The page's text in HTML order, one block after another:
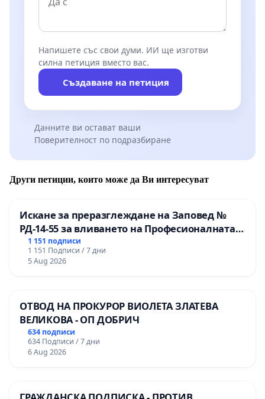
Напишете със свои думи. ИИ ще изготви
силна петиция вместо вас.
Създаване на петиция
Данните ви остават ваши
Поверителност по подразбиране
Други петиции, които може да Ви интересуват
Искане за преразглеждане на Заповед №
РД-14-55 за вливането на Професионалната
гимназия по промишлени технологии в
Професионалната гимназия по икономика и
мениджмънт – гр. Пазарджик
1 151 подписи
1 151 Подписи / 7 дни
5 Aug 2026
ОТВОД НА ПРОКУРОР ВИОЛЕТА ЗЛАТЕВА
ВЕЛИКОВА - ОП ДОБРИЧ
634 подписи
634 Подписи / 7 дни
6 Aug 2026